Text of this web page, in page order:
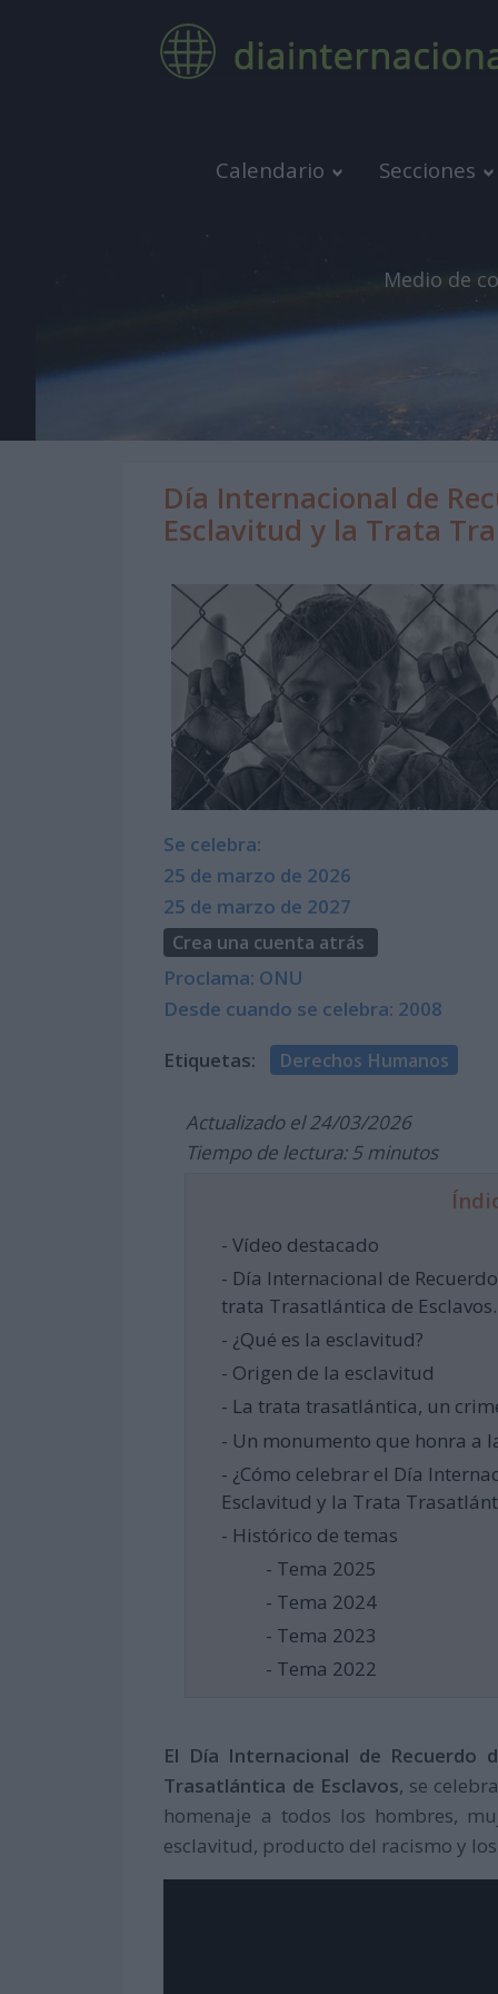
Calendario Secciones
Medio de
Día Internacional de
Esclavitud y la Trata
Se celebra:
25 de marzo de 2026
25 de marzo de 2027
Crea una cuenta atrás
Proclama: ONU
Desde cuando se celebra: 2008
Etiquetas: Derechos Humanos
Actualizado el 24/03/2026
Tiempo de lectura: 5 minutos
- Vídeo destacado
- Día Internacional de
trata Trasatlántica de
- ¿Qué es la esclavitud?
- Origen de la esclavitud
- La trata trasatlántica, un
- Un monumento que honra a
- ¿Cómo celebrar el Día
Esclavitud y la Trata
- Histórico de temas
- Tema 2025
- Tema 2024
- Tema 2023
- Tema 2022
El Día Internacional de
Trasatlántica de Esclavos, se
homenaje a todos los hombres,
esclavitud, producto del racismo y